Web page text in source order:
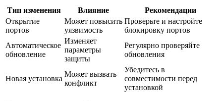
Тип изменения Влияние
Рекомендации
Открытие
портов
Может повысить
уязвимость
Проверьте и настройте
блокировку портов
Автоматическое
обновление
Изменяет
параметры
защиты
Регулярно проверяйте
обновления
Новая установка
Может вызвать
конфликт
Убедитесь в
совместимости перед
установкой